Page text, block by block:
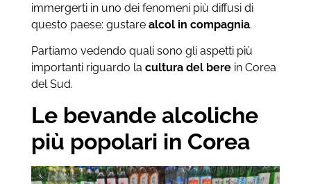
immergerti in uno dei fenomeni più diffusi di
questo paese: gustare alcol in compagnia.
Partiamo vedendo quali sono gli aspetti più
importanti riguardo la cultura del berein Corea
del Sud.
Le bevande alcoliche
più popolari in Corea